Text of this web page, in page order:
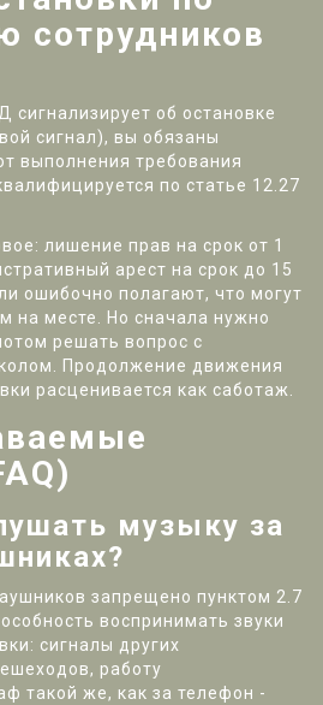
сотрудников
сигнализирует об остановке
сигнал), вы обязаны
выполнения требования
по статье 12.27
лишение прав на срок от 1
арест на срок до 15
ошибочно полагают, что могут
на месте. Но сначала нужно
решать вопрос с
Продолжение движения
расценивается как саботаж.
музыку за
запрещено пунктом 2.7
воспринимать звуки
сигналы других
работу
такой же, как за телефон -